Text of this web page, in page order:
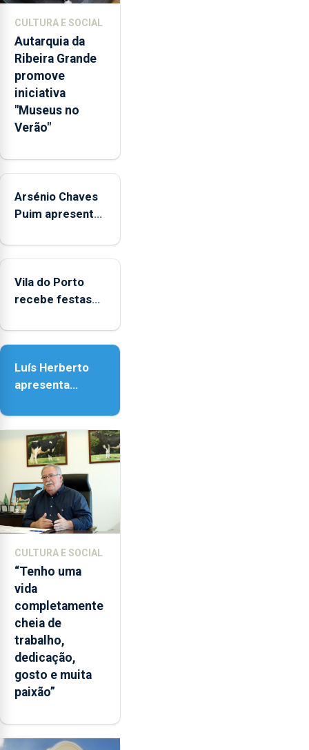
anunciou
o
Governo
Regional.
CULTURA E SOCIAL
Autarquia da
Ribeira Grande
promove
iniciativa
"Museus no
Verão"
Arsénio Chaves
Puim apresenta
Biblioteca de
Vila do Porto
recebe festas
Nossa Senhora
Luís Herberto
apresenta
Paisagem’
CULTURA E SOCIAL
“Tenho uma
vida
completamente
cheia de
trabalho,
dedicação,
gosto e muita
paixão”